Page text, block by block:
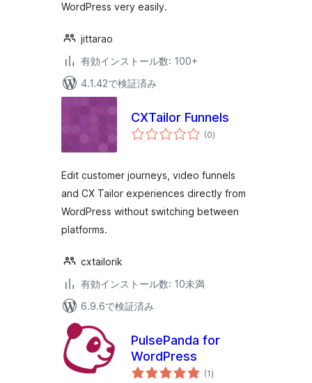
WordPress very easily.
jittarao
有効インストール数: 100+
4.1.42で検証済み
CXTailor Funnels
(0個
の)
Edit customer journeys, video funnels
and CX Tailor experiences directly from
WordPress without switching between
platforms.
cxtailorik
有効インストール数: 10未満
6.9.6で検証済み
PulsePanda for
WordPress
(1個
の)